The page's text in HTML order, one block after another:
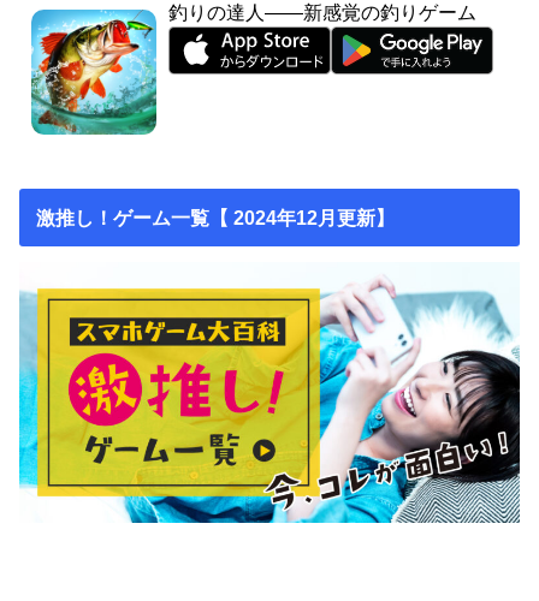
釣りの達人——新感覚の釣りゲーム
激推し！ゲーム一覧【 2024年12月更新】